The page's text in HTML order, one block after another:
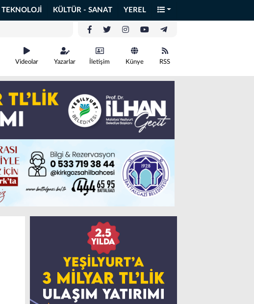
TEKNOLOJİ KÜLTÜR - SANAT YEREL
Videolar Yazarlar İletişim Künye RSS